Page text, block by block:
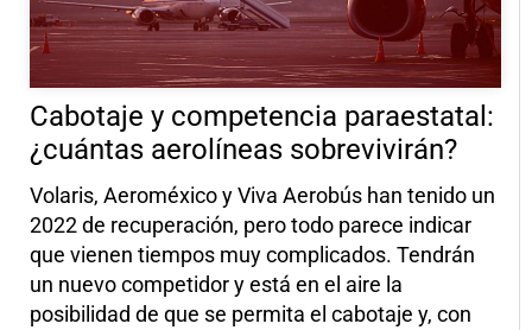
Cabotaje y competencia paraestatal:
¿cuántas aerolíneas sobrevivirán?
Volaris, Aeroméxico y Viva Aerobús han tenido un
2022 de recuperación, pero todo parece indicar
que vienen tiempos muy complicados. Tendrán
un nuevo competidor y está en el aire la
posibilidad de que se permita el cabotaje y, con